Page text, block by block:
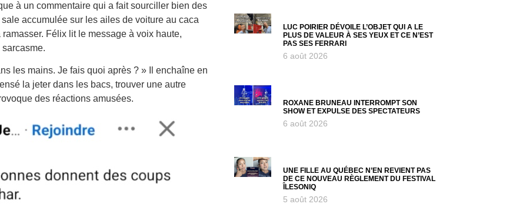
à un commentaire qui a fait sourciller bien des
accumulée sur les ailes de voiture au caca
Félix lit le message à voix haute,
les mains. Je fais quoi après ? » Il enchaîne en
la jeter dans les bacs, trouver une autre
des réactions amusées.
LUC POIRIER DÉVOILE L’OBJET QUI A LE
PLUS DE VALEUR À SES YEUX ET CE N’EST
PAS SES FERRARI
6 août 2026
ROXANE BRUNEAU INTERROMPT SON
SHOW ET EXPULSE DES SPECTATEURS
6 août 2026
UNE FILLE AU QUÉBEC N’EN REVIENT PAS
DE CE NOUVEAU RÈGLEMENT DU FESTIVAL
ÎLESONIQ
5 août 2026